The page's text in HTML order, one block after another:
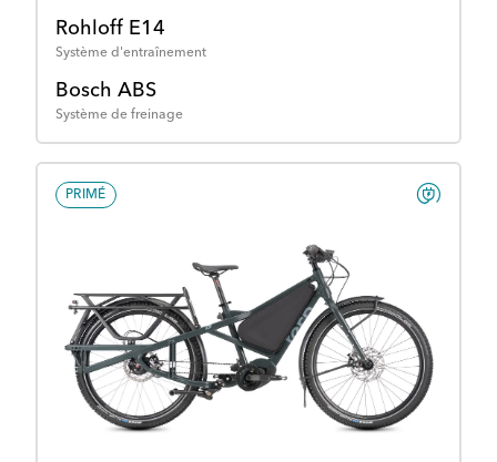
Rohloff E14
Système d'entraînement
Bosch ABS
Système de freinage
PRIMÉ